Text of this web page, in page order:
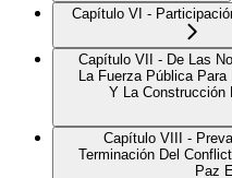
Capítulo VI -
Capítulo VII - De Las
La Fuerza Pública
Y La Construcción
Capítulo VIII -
Terminación Del
Paz